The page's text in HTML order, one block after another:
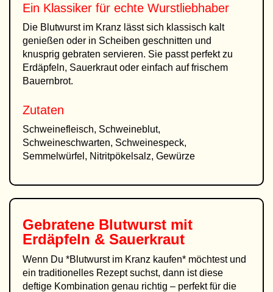
Ein Klassiker für echte Wurstliebhaber
Die Blutwurst im Kranz lässt sich klassisch kalt
genießen oder in Scheiben geschnitten und
knusprig gebraten servieren. Sie passt perfekt zu
Erdäpfeln, Sauerkraut oder einfach auf frischem
Bauernbrot.
Zutaten
Schweinefleisch, Schweineblut,
Schweineschwarten, Schweinespeck,
Semmelwürfel, Nitritpökelsalz, Gewürze
Gebratene Blutwurst mit
Erdäpfeln & Sauerkraut
Wenn Du *Blutwurst im Kranz kaufen* möchtest und
ein traditionelles Rezept suchst, dann ist diese
deftige Kombination genau richtig – perfekt für die